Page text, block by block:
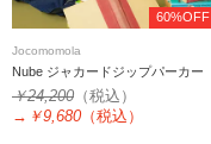
60%OFF
Jocomomola
Nube ジャカードジップパーカー
￥24,200 （税込）
→ ￥9,680 （税込）